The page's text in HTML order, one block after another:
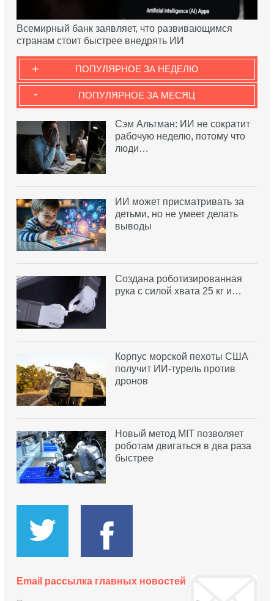
Всемирный банк заявляет, что развивающимся
странам стоит быстрее внедрять ИИ
ПОПУЛЯРНОЕ ЗА НЕДЕЛЮ
+
ПОПУЛЯРНОЕ ЗА МЕСЯЦ
-
Сэм Альтман: ИИ не сократит
рабочую неделю, потому что
люди…
ИИ может присматривать за
детьми, но не умеет делать
выводы
Создана роботизированная
рука с силой хвата 25 кг и…
Корпус морской пехоты США
получит ИИ-турель против
дронов
Новый метод MIT позволяет
роботам двигаться в два раза
быстрее
Email рассылка главных новостей